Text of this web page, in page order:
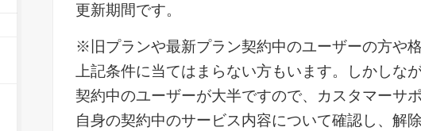
更新期間です。
※旧プランや最新プラン契約中のユーザーの方や格
上記条件に当てはまらない方もいます。しかしな
契約中のユーザーが大半ですので、カスタマーサ
自身の契約中のサービス内容について確認し、解